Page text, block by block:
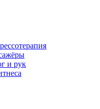
и рук